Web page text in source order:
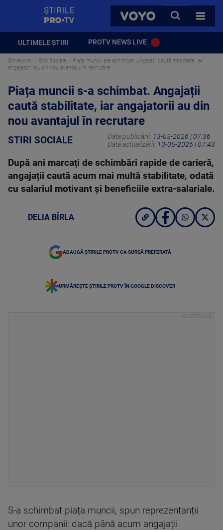
VOYO
CAUTA
TOATE
ULTIMELE ȘTIRI PROTV NEWS LIVE
Stirileprotv Stiri Sociale
Piața muncii s-a schimbat. Angajații caută stabilitate, iar
angajatorii au din nou avantajul în recrutare
Piața muncii s-a schimbat. Angajații
caută stabilitate, iar angajatorii au din
nou avantajul în recrutare
STIRI SOCIALE Data publicării: 13-05-2026 | 07:36
Data actualizării: 13-05-2026 | 07:43
După ani marcați de schimbări rapide de carieră,
angajații caută acum mai multă stabilitate, odată
cu salariul motivant și beneficiile extra-salariale.
DELIA BÎRLA
ADAUGĂ ȘTIRILE PROTV CA SURSĂ PREFERATĂ
URMĂREȘTE ȘTIRILE PROTV ÎN GOOGLE DISCOVER
S-a schimbat piața muncii, spun reprezentanții
unor companii: dacă până acum angajații